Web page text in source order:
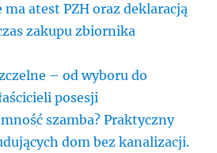
ma atest PZH oraz deklaracją
zakupu zbiornika
– od wyboru do
posesji
szamba? Praktyczny
dom bez kanalizacji.